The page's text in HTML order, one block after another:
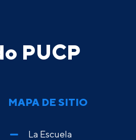
PUCP
MAPA DE SITIO
La Escuela